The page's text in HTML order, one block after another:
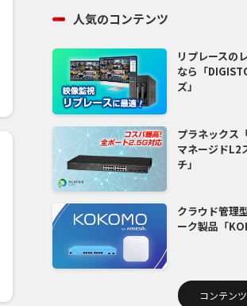
人気のコンテンツ
リプレースの
なら「
ズ」
プラネックス
マネージドL2
チ」
クラウド管理
ーク製品「
コンテン